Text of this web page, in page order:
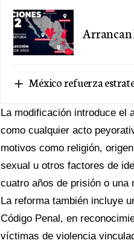
Arrancan
México refuerza
La modificación introduce el
como cualquier acto
motivos como religión,
sexual u otros factores de
cuatro años de prisión o una
La reforma también incluye
Código Penal, en
víctimas de violencia